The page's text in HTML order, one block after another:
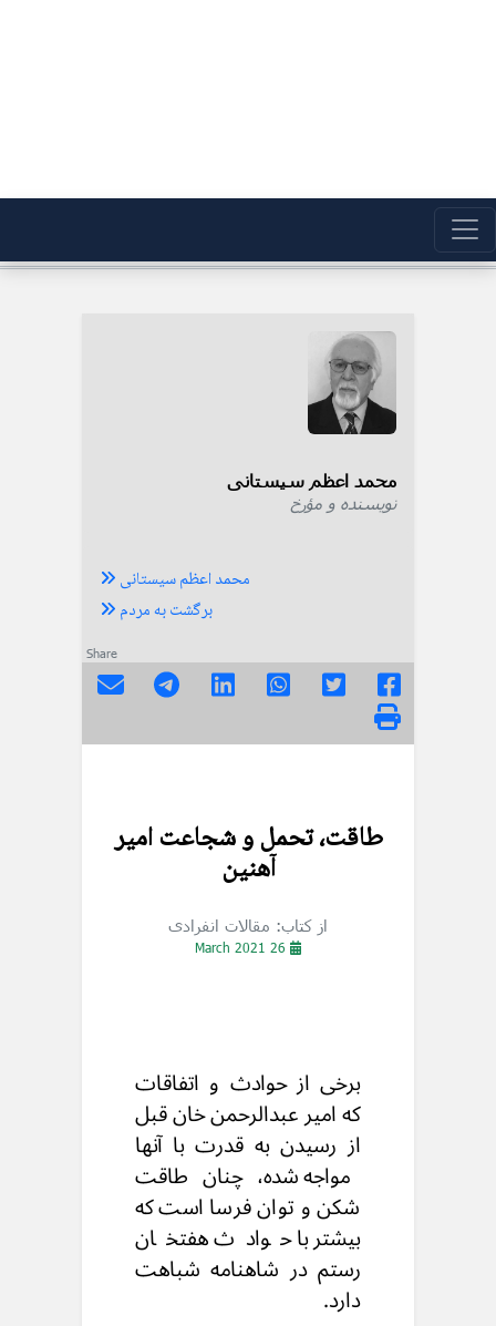
محمد اعظم سیستانی
نویسنده و مؤرخ
محمد اعظم سیستانی
برگشت به مردم
Share
طاقت، تحمل و شجاعت امیر
آهنین
از کتاب: مقالات انفرادی
برخی از حوادث و اتفاقات
که امیر عبدالرحمن خان قبل
از رسیدن به قدرت با آنها
مواجه شده، چنان طاقت
شکن و توان فرسا است که
بیشتر با حوادث هفتخان
رستم در شاهنامه شباهت
دارد.